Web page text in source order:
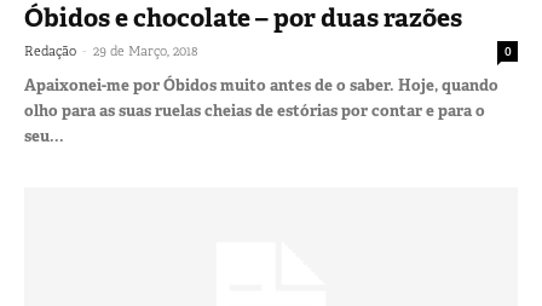
Óbidos e chocolate – por duas razões
Redação - 29 de Março, 2018 0
Apaixonei-me por Óbidos muito antes de o saber. Hoje, quando
olho para as suas ruelas cheias de estórias por contar e para o
seu...